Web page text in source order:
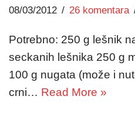
08/03/2012 26 komentara
Potrebno: 250 g lešnik
seckanih lešnika 250 g
100 g nugata (može i
crni… Read More »